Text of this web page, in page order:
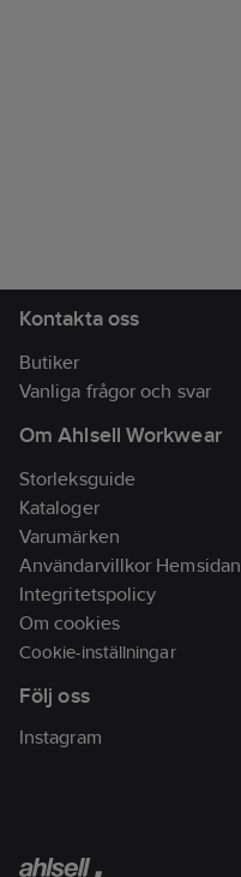
Kontakta oss
Butiker
Vanliga frågor och svar
Om Ahlsell Workwear
Storleksguide
Kataloger
Varumärken
Användarvillkor Hemsidan
Integritetspolicy
Om cookies
Cookie-inställningar
Följ oss
Instagram